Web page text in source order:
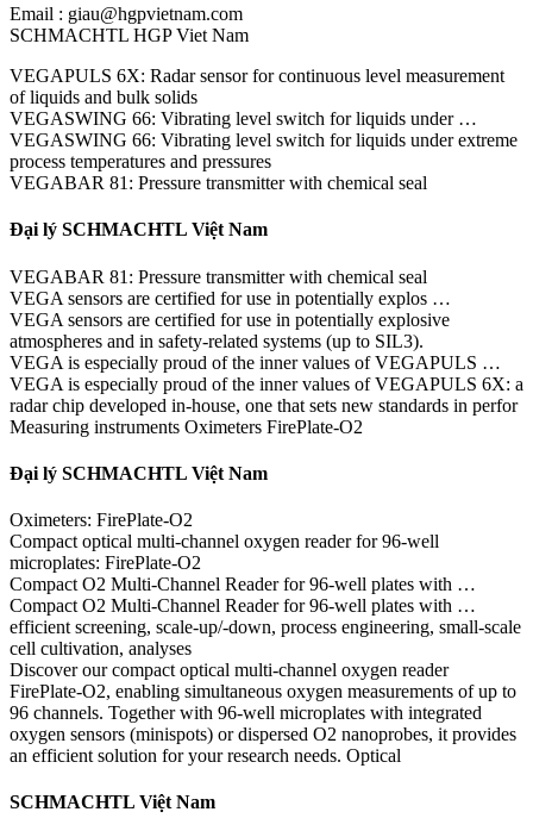
Email : giau@hgpvietnam.com
SCHMACHTL HGP Viet Nam
VEGAPULS 6X: Radar sensor for continuous level measurement
of liquids and bulk solids
VEGASWING 66: Vibrating level switch for liquids under …
VEGASWING 66: Vibrating level switch for liquids under extreme
process temperatures and pressures
VEGABAR 81: Pressure transmitter with chemical seal
Đại lý SCHMACHTL Việt Nam
VEGABAR 81: Pressure transmitter with chemical seal
VEGA sensors are certified for use in potentially explos …
VEGA sensors are certified for use in potentially explosive
atmospheres and in safety-related systems (up to SIL3).
VEGA is especially proud of the inner values of VEGAPULS …
VEGA is especially proud of the inner values of VEGAPULS 6X: a
radar chip developed in-house, one that sets new standards in perfor
Measuring instruments Oximeters FirePlate-O2
Đại lý SCHMACHTL Việt Nam
Oximeters: FirePlate-O2
Compact optical multi-channel oxygen reader for 96-well
microplates: FirePlate-O2
Compact O2 Multi-Channel Reader for 96-well plates with …
Compact O2 Multi-Channel Reader for 96-well plates with …
efficient screening, scale-up/-down, process engineering, small-scale
cell cultivation, analyses
Discover our compact optical multi-channel oxygen reader
FirePlate-O2, enabling simultaneous oxygen measurements of up to
96 channels. Together with 96-well microplates with integrated
oxygen sensors (minispots) or dispersed O2 nanoprobes, it provides
an efficient solution for your research needs. Optical
SCHMACHTL Việt Nam